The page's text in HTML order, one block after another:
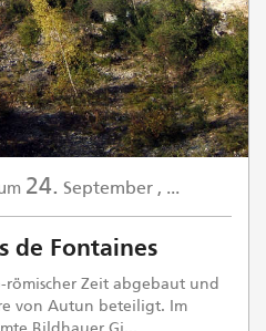
24. September , ...
de Fontaines
Zeit abgebaut und
von Autun beteiligt. Im